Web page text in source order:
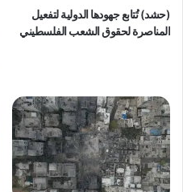
(حشد) تُتابع جهودها الدولية لتفعيل
المناصرة لحقوق الشعب الفلسطيني